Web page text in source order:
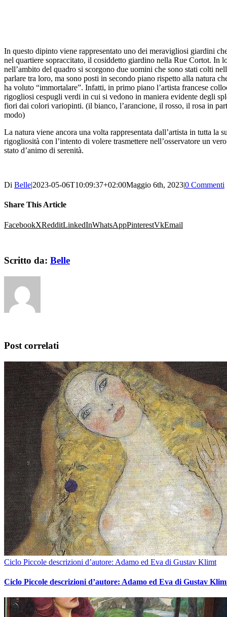
In questo dipinto viene rappresentato uno dei meravigliosi giardini
nel quartiere sopraccitato, il cosiddetto giardino nella Rue Cortot. In
nell’ambito del quadro si scorgono due uomini che sono stati colti
parlare tra loro, ma sono posti in secondo piano rispetto alla natura
ha voluto “immortalare”. Infatti, in primo piano l’artista francese
rigogliosi cespugli verdi in cui si vedono in maniera evidente degli
fiori dai colori variopinti. (il bianco, l’arancione, il rosso, il rosa in
modo)
La natura viene ancora una volta rappresentata dall’artista in tutta la
rigogliosità con l’intento di volere trasmettere nell’osservatore un
stato d’animo di serenità.
Di Belle|2023-05-06T10:09:37+02:00Maggio 6th, 2023|0 Commenti
Share This Article
FacebookXRedditLinkedInWhatsAppPinterestVkEmail
Scritto da: Belle
Post correlati
Ciclo Piccole descrizioni d’autore: Adamo ed Eva di Gustav Klimt
Ciclo Piccole descrizioni d’autore: Adamo ed Eva di Gustav